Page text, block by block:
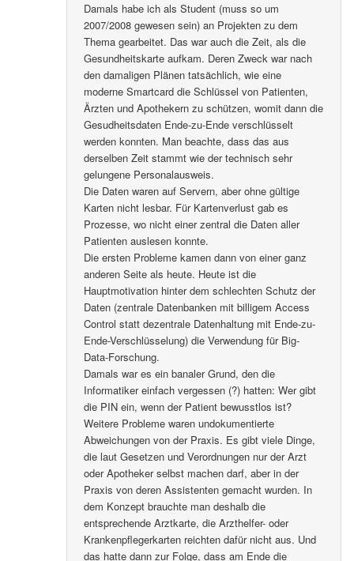
Damals habe ich als Student (muss so um
2007/2008 gewesen sein) an Projekten zu dem
Thema gearbeitet. Das war auch die Zeit, als die
Gesundheitskarte aufkam. Deren Zweck war nach
den damaligen Plänen tatsächlich, wie eine
moderne Smartcard die Schlüssel von Patienten,
Ärzten und Apothekern zu schützen, womit dann die
Gesudheitsdaten Ende-zu-Ende verschlüsselt
werden konnten. Man beachte, dass das aus
derselben Zeit stammt wie der technisch sehr
gelungene Personalausweis.
Die Daten waren auf Servern, aber ohne gültige
Karten nicht lesbar. Für Kartenverlust gab es
Prozesse, wo nicht einer zentral die Daten aller
Patienten auslesen konnte.
Die ersten Probleme kamen dann von einer ganz
anderen Seite als heute. Heute ist die
Hauptmotivation hinter dem schlechten Schutz der
Daten (zentrale Datenbanken mit billigem Access
Control statt dezentrale Datenhaltung mit Ende-zu-
Ende-Verschlüsselung) die Verwendung für Big-
Data-Forschung.
Damals war es ein banaler Grund, den die
Informatiker einfach vergessen (?) hatten: Wer gibt
die PIN ein, wenn der Patient bewusstlos ist?
Weitere Probleme waren undokumentierte
Abweichungen von der Praxis. Es gibt viele Dinge,
die laut Gesetzen und Verordnungen nur der Arzt
oder Apotheker selbst machen darf, aber in der
Praxis von deren Assistenten gemacht wurden. In
dem Konzept brauchte man deshalb die
entsprechende Arztkarte, die Arzthelfer- oder
Krankenpflegerkarten reichten dafür nicht aus. Und
das hatte dann zur Folge, dass am Ende die